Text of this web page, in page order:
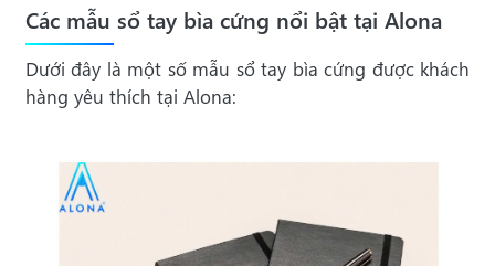
Các mẫu sổ tay bìa cứng nổi bật tại Alona
Dưới đây là một số mẫu sổ tay bìa cứng được khách
hàng yêu thích tại Alona: